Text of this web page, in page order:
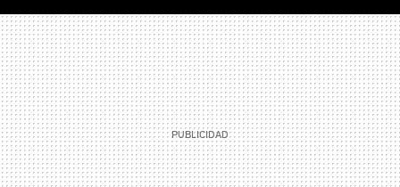
MAIL